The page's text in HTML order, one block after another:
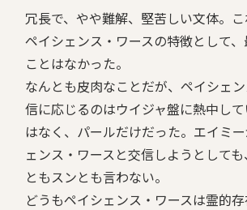
冗長で、やや難解、堅苦しい文体。
ペイシェンス・ワースの特徴として
ことはなかった。
なんとも皮肉なことだが、ペイシェ
信に応じるのはウイジャ盤に熱中し
はなく、パールだけだった。エイミ
ェンス・ワースと交信しようとして
ともスンとも言わない。
どうもペイシェンス・ワースは霊的